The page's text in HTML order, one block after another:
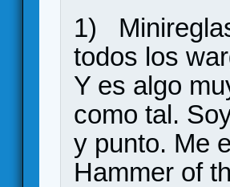
1)
todos los
Y es algo
como tal.
y punto. Me
Hammer of